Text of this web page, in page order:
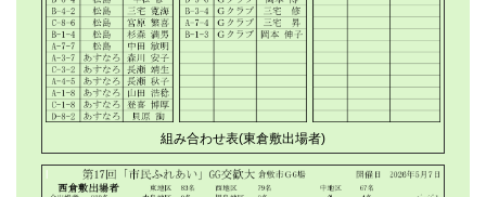
組み合わせ表(東倉敷出場者)